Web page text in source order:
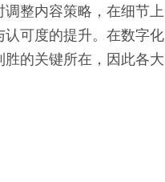
整内容策略，在细节上
可度的提升。在数字化
的关键所在，因此各大